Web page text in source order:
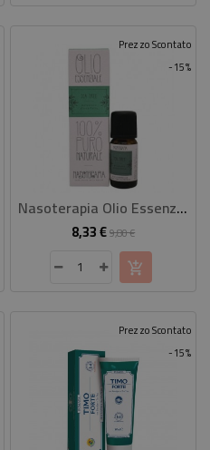
-15%
Prezzo Scontato
Nasoterapia Olio Essenziale Tea Tree 10 Ml
8,33 €Prezzo
base
9,80 €Prezzo
-15%
Prezzo Scontato